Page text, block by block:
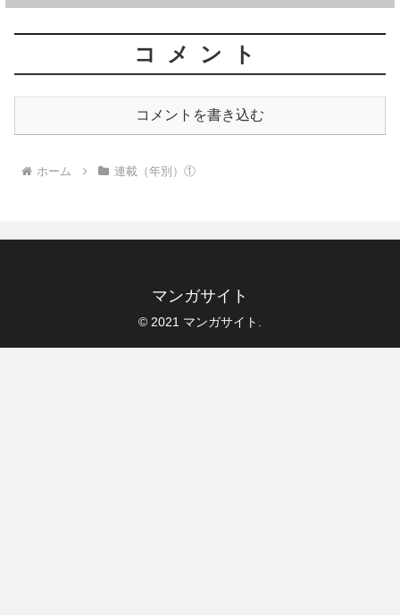
コメント
コメントを書き込む
ホーム 連載（年別）①
マンガサイト
© 2021 マンガサイト.